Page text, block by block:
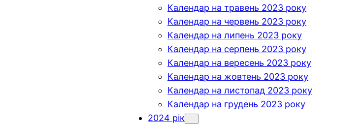
Календар на травень 2023 року
Календар на червень 2023 року
Календар на липень 2023 року
Календар на серпень 2023 року
Календар на вересень 2023 року
Календар на жовтень 2023 року
Календар на листопад 2023 року
Календар на грудень 2023 року
2024 рік